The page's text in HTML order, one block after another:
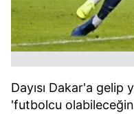
Dayısı Dakar'a
'futbolcu